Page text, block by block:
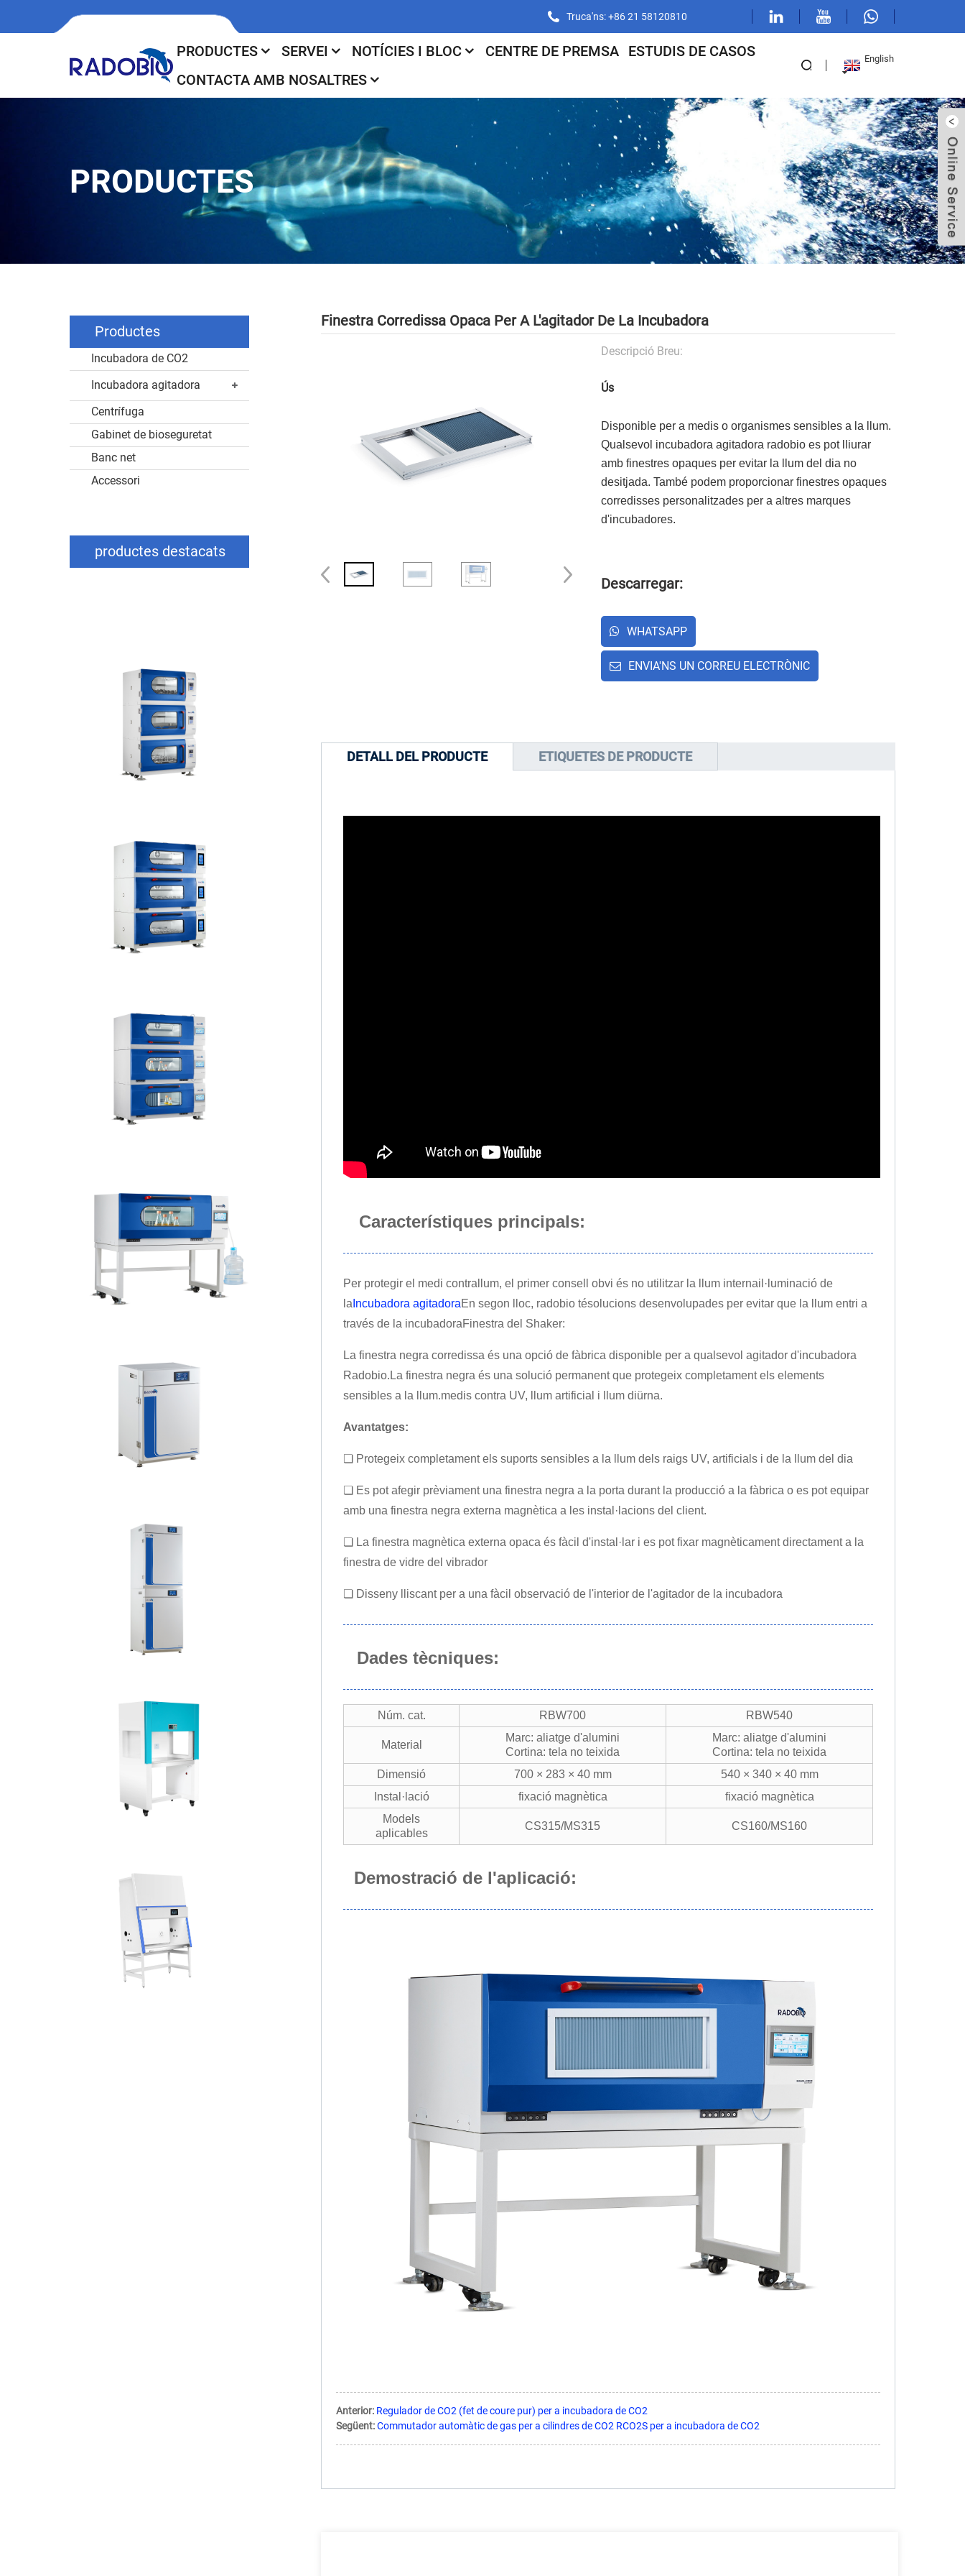
Truca'ns: +86 21 58120810
PRODUCTES SERVEI NOTÍCIES I BLOC CENTRE DE PREMSA ESTUDIS DE CASOS
CONTACTA AMB NOSALTRES
English
PRODUCTES
Productes
Incubadora de CO2
Incubadora agitadora
Centrífuga
Gabinet de bioseguretat
Banc net
Accessori
productes destacats
Finestra Corredissa Opaca Per A L'agitador De La Incubadora
Descripció Breu:
Ús
Disponible per a medis o organismes sensibles a la llum.
Qualsevol incubadora agitadora radobio es pot lliurar
amb finestres opaques per evitar la llum del dia no
desitjada. També podem proporcionar finestres opaques
corredisses personalitzades per a altres marques
d'incubadores.
Descarregar:
WHATSAPP
ENVIA'NS UN CORREU ELECTRÒNIC
DETALL DEL PRODUCTE ETIQUETES DE PRODUCTE
Característiques principals:
Per protegir el medi contra llum, el primer consell obvi és no utilitzar la llum internail·luminació de
la Incubadora agitadoraEn segon lloc, radobio tésolucions desenvolupades per evitar que la llum entri a
través de la incubadoraFinestra del Shaker:
La finestra negra corredissa és una opció de fàbrica disponible per a qualsevol agitador d'incubadora
Radobio. La finestra negra és una solució permanent que protegeix completament els elements
sensibles a la llum.medis contra UV, llum artificial i llum diürna.
Avantatges:
❏ Protegeix completament els suports sensibles a la llum dels raigs UV, artificials i de la llum del dia
❏ Es pot afegir prèviament una finestra negra a la porta durant la producció a la fàbrica o es pot equipar
amb una finestra negra externa magnètica a les instal·lacions del client.
❏ La finestra magnètica externa opaca és fàcil d'instal·lar i es pot fixar magnèticament directament a la
finestra de vidre del vibrador
❏ Disseny lliscant per a una fàcil observació de l'interior de l'agitador de la incubadora
Dades tècniques:
Núm. cat. RBW700 RBW540
Material
Marc: aliatge d'alumini
Cortina: tela no teixida
Marc: aliatge d'alumini
Cortina: tela no teixida
Dimensió
700 × 283 × 40 mm
540 × 340 × 40 mm
Instal·lació
fixació magnètica
fixació magnètica
Models
aplicables
CS315/MS315 CS160/MS160
Demostració de l'aplicació:
Anterior: Regulador de CO2 (fet de coure pur) per a incubadora de CO2
Següent:Commutador automàtic de gas per a cilindres de CO2 RCO2S per a incubadora de CO2